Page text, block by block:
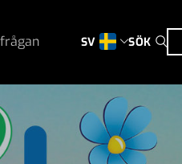
SV SÖK